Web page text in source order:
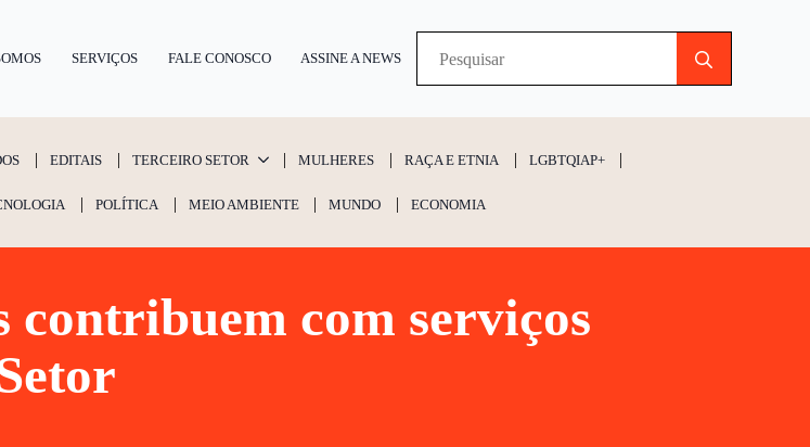
SERVIÇOS FALE CONOSCO ASSINE A NEWS
EDITAIS TERCEIRO SETOR MULHERES RAÇA E ETNIA LGBTQIAP+
POLÍTICA MEIO AMBIENTE MUNDO ECONOMIA
contribuem com serviços